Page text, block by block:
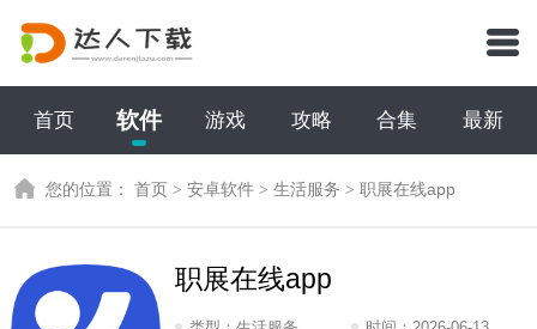
首页 软件 游戏 攻略 合集 最新
您的位置：首页 >安卓软件 >生活服务 >职展在线app
职展在线app